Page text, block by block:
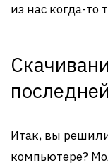
из нас когда-то
Итак, вы
компьютере?